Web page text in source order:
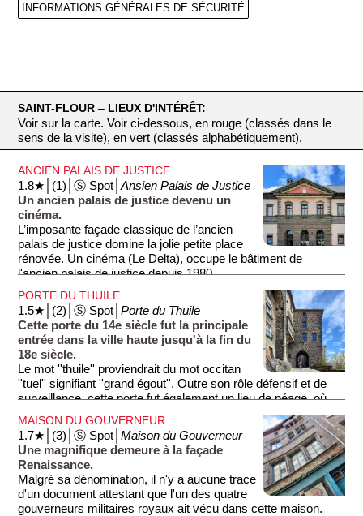
INFORMATIONS GÉNÉRALES DE SÉCURITÉ
SAINT-FLOUR ‒ LIEUX D'INTÉRÊT:
Voir sur la carte. Voir ci-dessous, en rouge (classés dans le
sens de la visite), en vert (classés alphabétiquement).
ANCIEN PALAIS DE JUSTICE
1.8★│(1)│Ⓢ Spot│Ansien Palais de Justice
Un ancien palais de justice devenu un
cinéma.
L’imposante façade classique de l’ancien
palais de justice domine la jolie petite place
rénovée. Un cinéma (Le Delta), occupe le bâtiment de
l'ancien palais de justice depuis 1980.
PORTE DU THUILE
1.5★│(2)│Ⓢ Spot│Porte du Thuile
Cette porte du 14e siècle fut la principale
entrée dans la ville haute jusqu'à la fin du
18e siècle.
Le mot ''thuile'' proviendrait du mot occitan
''tuel'' signifiant ''grand égout''. Outre son rôle défensif et de
surveillance, cette porte fut également un lieu de péage, où
l'on prélevait les ''saumades'', une taxe sur les vins et les
vinaigres que devaient payer les marchands pour entrer dans
la ville.
MAISON DU GOUVERNEUR
1.7★│(3)│Ⓢ Spot│Maison du Gouverneur
Une magnifique demeure à la façade
Renaissance.
Malgré sa dénomination, il n'y a aucune trace
d'un document attestant que l'un des quatre
gouverneurs militaires royaux ait vécu dans cette maison.